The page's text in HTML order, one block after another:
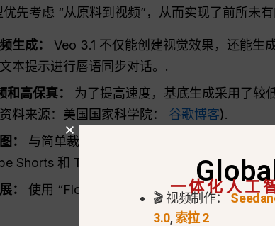
先考虑 “从原料到视频”，从而实现了前所未
生成： Veo 3.1 不仅能创建视觉效果，还能生
本提示进行唇语同步对话。.
高保真：
为了提高速度，基底生成采用了较
料来源：美国国家科学院： 谷歌博客).
：
与简单裁剪 16:9 画面的型号不同，Veo 3.1
Shorts 和 TikTok 等移动平台创作场景。.
：
使用 “Flow ”界面，你可以根据上一个片
一体化人工
🎬 视频制作：
3.0,索拉 2